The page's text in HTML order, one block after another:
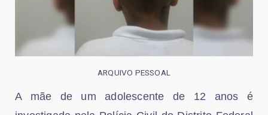
ARQUIVO PESSOAL
A mãe de um adolescente de 12 anos é